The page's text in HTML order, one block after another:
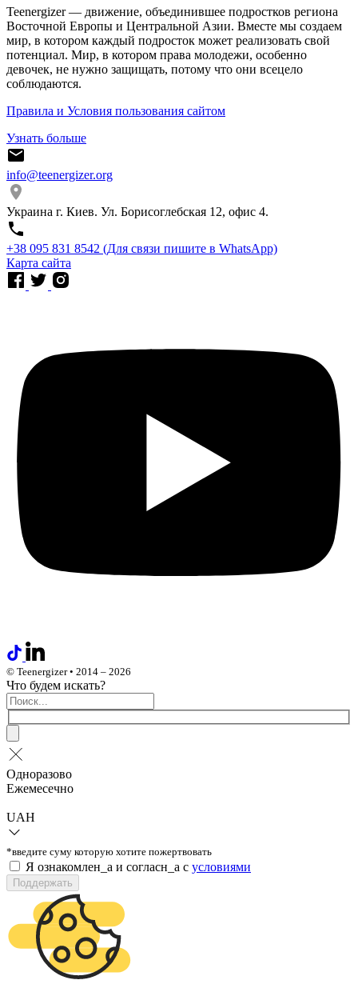
Teenergizer — движение, объединившее подростков региона
Восточной Европы и Центральной Азии. Вместе мы создаем
мир, в котором каждый подросток может реализовать свой
потенциал. Мир, в котором права молодежи, особенно
девочек, не нужно защищать, потому что они всецело
соблюдаются.
Правила и Условия пользования сайтом
Узнать больше
info@teenergizer.org
Украина г. Киев. Ул. Борисоглебская 12, офис 4.
⁨+38 095 831 8542⁩ (Для связи пишите в WhatsApp)
Карта сайта
© Teenergizer • 2014 – 2026
Что будем искать?
Одноразово
Ежемесечно
UAH
*введите суму которую хотите пожертвовать
Я ознакомлен_а и согласн_а c условиями
Поддержать